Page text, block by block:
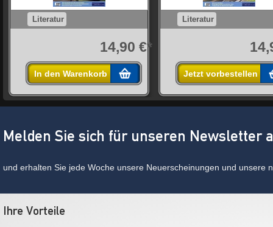
Literatur
14,90 €*
In den Warenkorb
Literatur
Jetzt vorbestellen
Melden Sie sich für unseren Newsletter
und erhalten Sie jede Woche unsere Neuerscheinungen und unsere
Ihre Vorteile